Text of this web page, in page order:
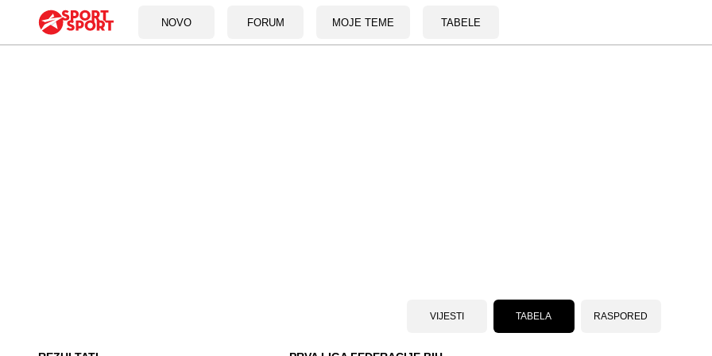
NOVO FORUM MOJE TEME TABELE
VIJESTI TABELA RASPORED